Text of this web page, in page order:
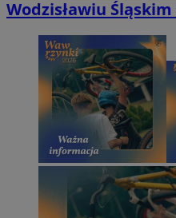
Wodzisławiu Śląskim